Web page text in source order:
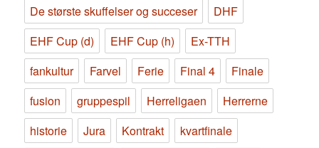
De største skuffelser og succeser
DHF
EHF Cup (d)
EHF Cup (h)
Ex-TTH
fankultur
Farvel Ferie Final 4
Finale
fusion
gruppespil Herreligaen
Herrerne
historie
Jura Kontrakt
kvartfinale